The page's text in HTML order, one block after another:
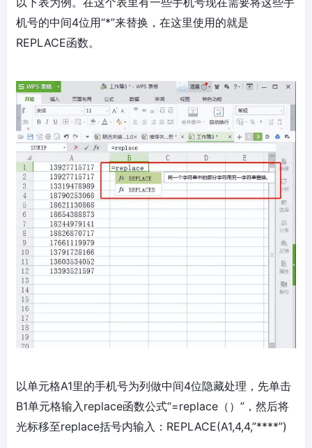
机号的中间4位用“*”来替换，在这里使用的就是
REPLACE函数。
以单元格A1里的手机号为列做中间4位隐藏处理，先单击
B1单元格输入replace函数公式“=replace（）”，然后将
光标移至replace括号内输入：REPLACE(A1,4,4,”****”)